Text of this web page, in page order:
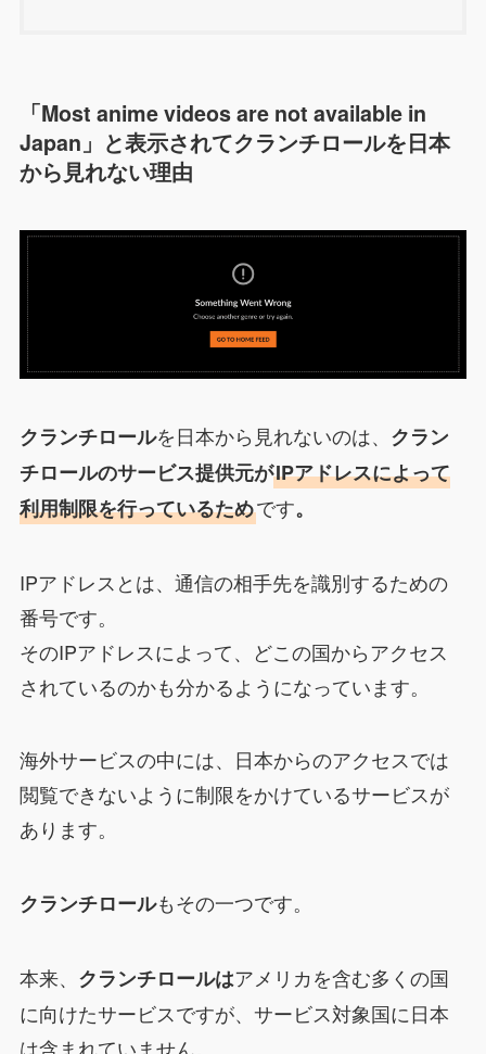
「Most anime videos are not available in
Japan 」と表示されてクランチロールを日本
から見れない理由
クランチロールを日本から見れないのは、 クラン
チロールのサービス提供元がIPアドレスによって
利用制限を行っているためです。
IPアドレスとは、通信の相手先を識別するための
番号です。
そのIPアドレスによって、どこの国からアクセス
されているのかも分かるようになっています。
海外サービスの中には、日本からのアクセスでは
閲覧できないように制限をかけているサービスが
あります。
クランチロールもその一つです。
本来、 クランチロールはアメリカを含む多くの国
に向けたサービスですが、サービス対象国に日本
は含まれていません。